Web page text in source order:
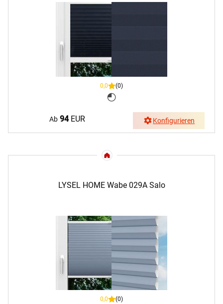
0,0 (0)
Ab 94EUR Konfigurieren
LYSEL HOME Wabe 029A Salo
0,0 (0)